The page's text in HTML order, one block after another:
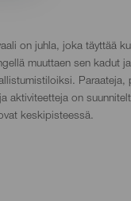
on juhla, joka täyttää
muuttaen sen kadut
Paraateja,
aktiviteetteja on
keskipisteessä.